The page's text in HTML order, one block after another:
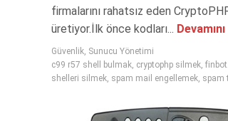
firmalarını rahatsız eden
üretiyor.İlk önce kodları...
Güvenlik Sunucu Yönetimi
c99 r57 shell bulmak cryptophp silmek
shelleri silmek spam mail engellemek spam